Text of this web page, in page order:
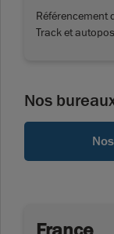
Référencement
Track et
Nos